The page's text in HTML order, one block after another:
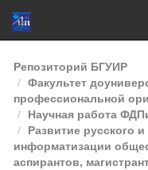
Skip
navigation
Репозиторий БГУИР
Факультет
профессиональной
Научная работа
Развитие русского
информатизации
аспирантов,